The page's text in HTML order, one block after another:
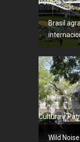
Política
Brasil
Cultura y
Wild